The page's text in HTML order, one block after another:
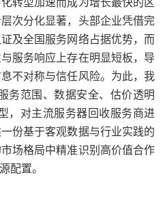
次分化显著，头部企业凭借完
及全国服务网络占据优势，而
服务响应上存在明显短板，导
不对称与信任风险。为此，我
务范围、数据安全、估价透明
，对主流服务器回收服务商进
份基于客观数据与行业实践的
场格局中精准识别高价值合作
配置。